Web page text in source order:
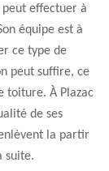
effectuer à
équipe est à
ce type de
peut suffire, ce
toiture. À Plazac
de ses
la partir
suite.